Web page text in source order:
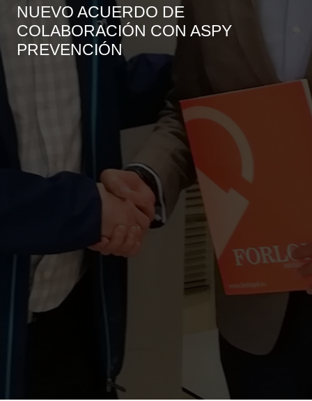
NUEVO ACUERDO DE
COLABORACIÓN CON ASPY
PREVENCIÓN